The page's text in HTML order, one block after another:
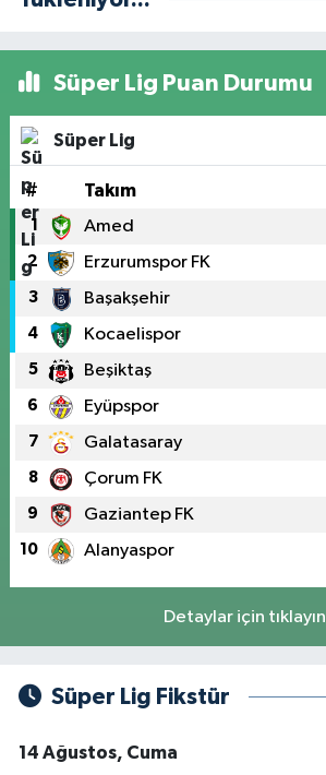
Süper Lig Puan Durumu
Süper Lig
# Takım
1 Amed
2 Erzurumspor FK
3 Başakşehir
4 Kocaelispor
5 Beşiktaş
6 Eyüpspor
7 Galatasaray
8 Çorum FK
9 Gaziantep FK
10 Alanyaspor
Detaylar için tıklayın
Süper Lig Fikstür
14 Ağustos, Cuma